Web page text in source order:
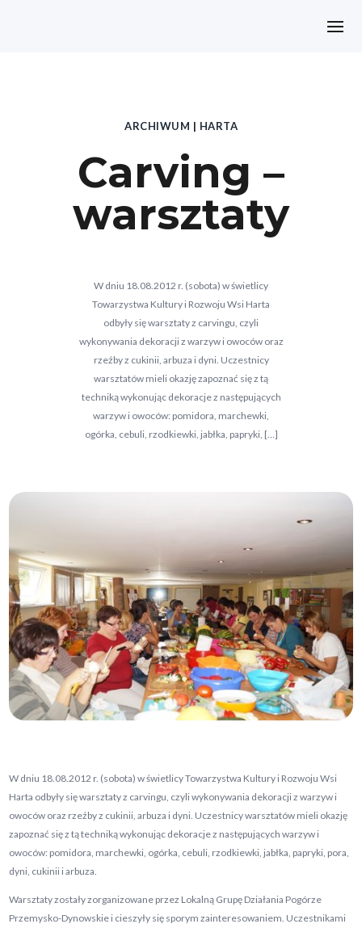
ARCHIWUM | HARTA
Carving –
warsztaty
W dniu 18.08.2012 r. (sobota) w świetlicy
Towarzystwa Kultury i Rozwoju Wsi Harta
odbyły się warsztaty z carvingu, czyli
wykonywania dekoracji z warzyw i owoców oraz
rzeźby z cukinii, arbuza i dyni. Uczestnicy
warsztatów mieli okazję zapoznać się z tą
techniką wykonując dekoracje z następujących
warzyw i owoców: pomidora, marchewki,
ogórka, cebuli, rzodkiewki, jabłka, papryki, […]
W dniu 18.08.2012 r. (sobota) w świetlicy Towarzystwa Kultury i Rozwoju Wsi
Harta odbyły się warsztaty z carvingu, czyli wykonywania dekoracji z warzyw i
owoców oraz rzeźby z cukinii, arbuza i dyni. Uczestnicy warsztatów mieli okazję
zapoznać się z tą techniką wykonując dekoracje z następujących warzyw i
owoców: pomidora, marchewki, ogórka, cebuli, rzodkiewki, jabłka, papryki, pora,
dyni, cukinii i arbuza.
Warsztaty zostały zorganizowane przez Lokalną Grupę Działania Pogórze
Przemysko-Dynowskie i cieszyły się sporym zainteresowaniem. Uczestnikami